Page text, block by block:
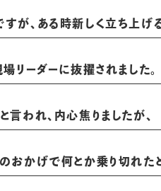
が、ある時新しく立ち上げ
リーダーに抜擢されました。
われ、内心焦りましたが、
おかげで何とか乗り切れた